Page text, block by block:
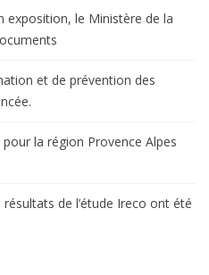
exposition, le Ministère de la
et de prévention des
pour la région Provence Alpes
de l’étude Ireco ont été